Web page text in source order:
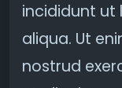
incididunt ut
aliqua. Ut
nostrud